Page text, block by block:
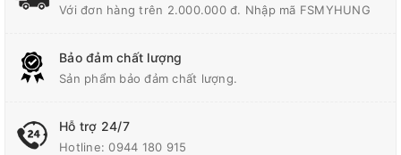
Dây Dẫn Điện/Dây Pin 2.0m (6.6ft)
Đường Kính Đá Cắt
Với đơn hàng trên 2.000.000 đ. Nhập mã FSMYHUNG
Bảo đảm chất lượng
Sản phẩm bảo đảm chất lượng.
Hỗ trợ 24/7
Hotline:0944 180 915